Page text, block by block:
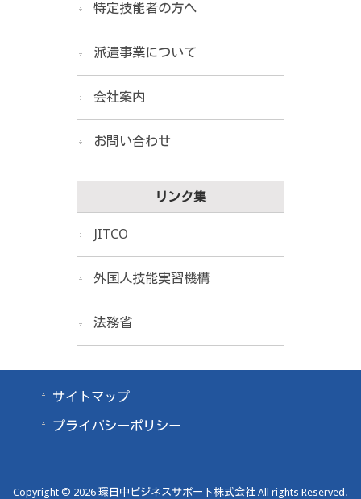
特定技能者の方へ
派遣事業について
会社案内
お問い合わせ
リンク集
JITCO
外国人技能実習機構
法務省
サイトマップ
プライバシーポリシー
Copyright © 2026 環日中ビジネスサポート株式会社 All rights Reserved.